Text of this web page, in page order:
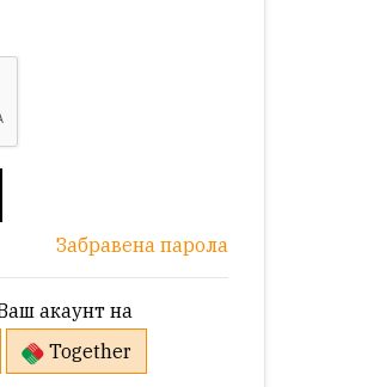
Забравена парола
акаунт на
Together